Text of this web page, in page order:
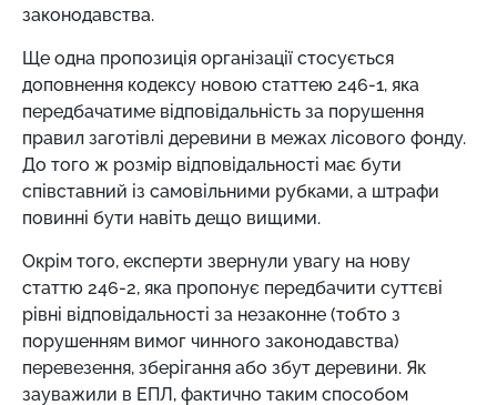
законодавства.
Ще одна пропозиція організації стосується
доповнення кодексу новою статтею 246-1, яка
передбачатиме відповідальність за порушення
правил заготівлі деревини в межах лісового фонду.
До того ж розмір відповідальності має бути
співставний із самовільними рубками, а штрафи
повинні бути навіть дещо вищими.
Окрім того, експерти звернули увагу на нову
статтю 246-2, яка пропонує передбачити суттєві
рівні відповідальності за незаконне (тобто з
порушенням вимог чинного законодавства)
перевезення, зберігання або збут деревини. Як
зауважили в ЕПЛ, фактично таким способом